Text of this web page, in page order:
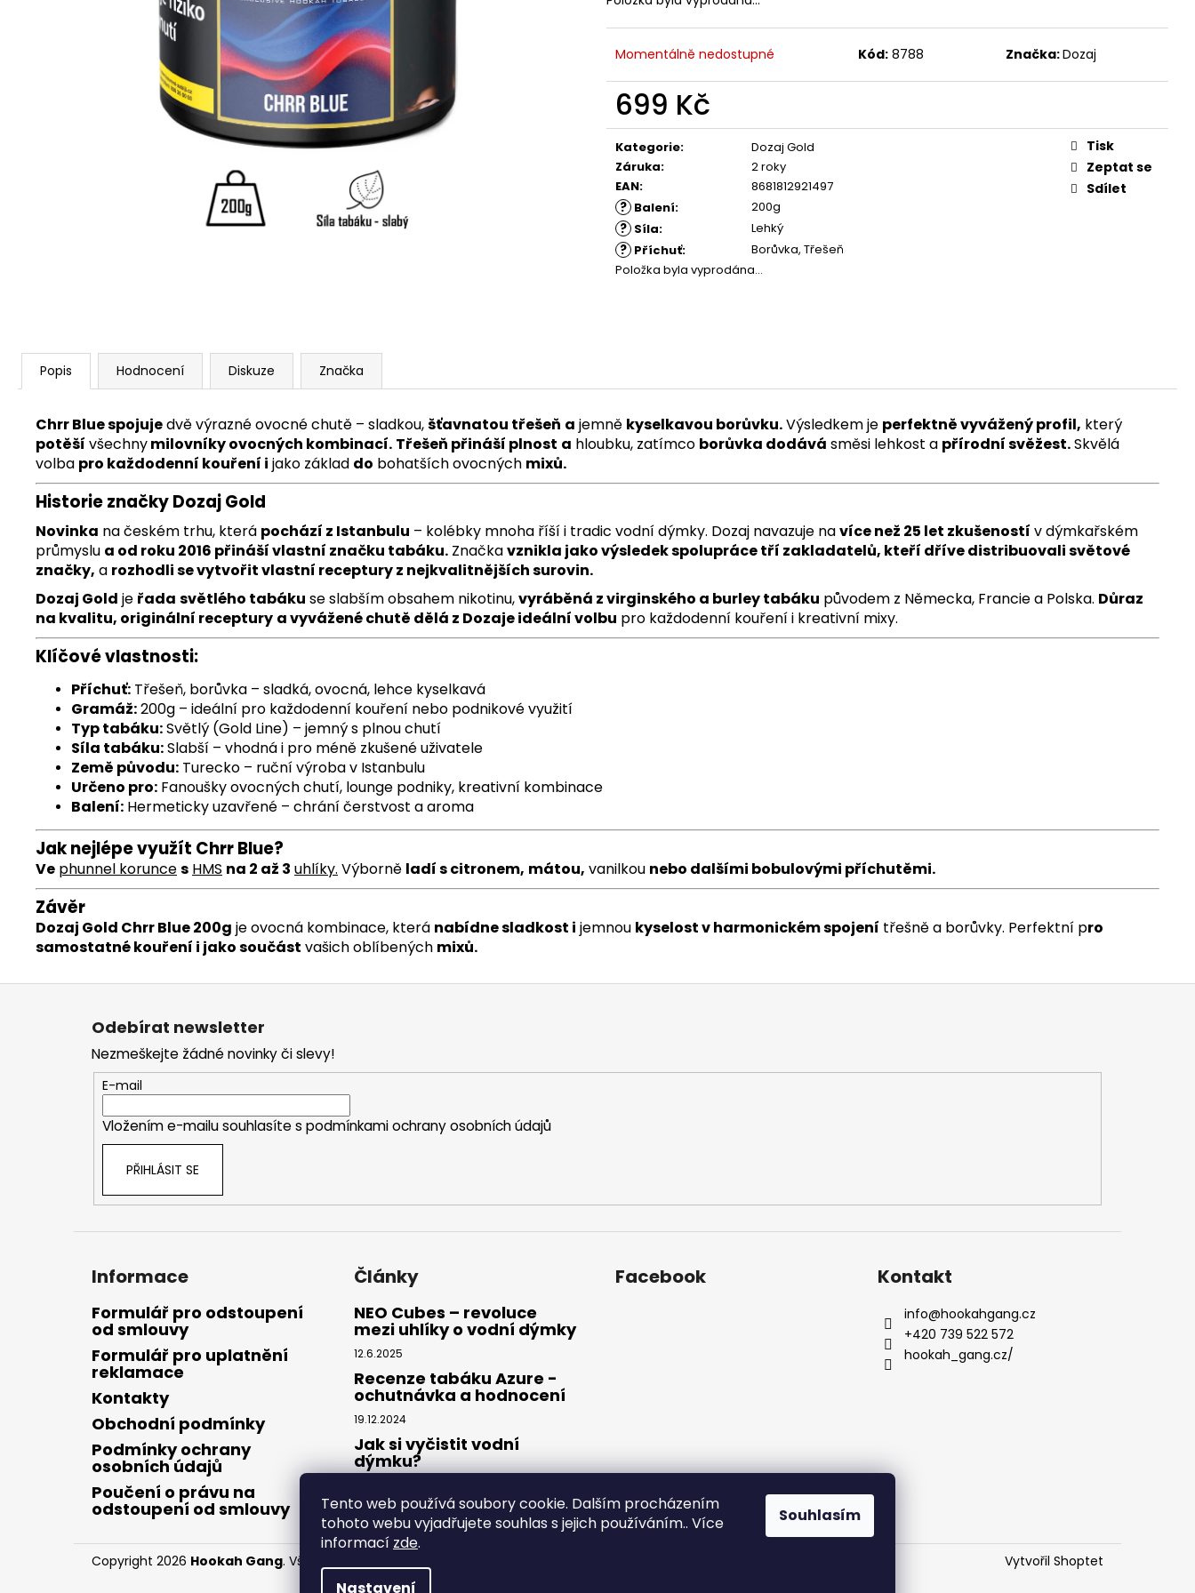
Tento web používá soubory cookie. Dalším procházením
tohoto webu vyjadřujete souhlas s jejich používáním.. Více
informací zde.
Nastavení
Souhlasím
Momentálně nedostupné Kód: 8788 Značka:Dozaj
699 Kč
Měrná
cena:
Kategorie:
Dozaj Gold
Záruka:
2 roky
EAN: 8681812921497
? Balení: 200g
? Síla: Lehký
? Příchuť:
Borůvka, Třešeň
Položka byla vyprodána…
Tisk
Zeptat se
Sdílet
Popis Hodnocení Diskuze Značka
Chrr Blue spojujedvě výrazné ovocné chutě – sladkou,šťavnatou třešeň a jemně kyselkavou borůvku.Výsledkem je perfektně vyvážený profil, který
potěší všechnymilovníky ovocných kombinací. Třešeň přináší plnost a hloubku, zatímco borůvka dodává směsi lehkost a přírodní svěžest.Skvělá
volba pro každodenní kouření i jako základ do bohatších ovocných mixů.
Historie značky Dozaj Gold
Novinka na českém trhu, která pochází z Istanbulu – kolébky mnoha říší i tradic vodní dýmky. Dozaj navazuje navíce než 25 let zkušeností v dýmkařském
průmyslu a od roku 2016 přináší vlastní značku tabáku. Značkavznikla jako výsledek spolupráce tří zakladatelů, kteří dříve distribuovali světové
značky, a rozhodli se vytvořit vlastní receptury z nejkvalitnějších surovin.
Dozaj Gold je řada světlého tabáku se slabším obsahem nikotinu,vyráběná z virginského a burley tabáku původem z Německa, Francie a Polska. Důraz
na kvalitu, originální receptury a vyvážené chutě dělá z Dozaje ideální volbu pro každodenní kouření i kreativní mixy.
Klíčové vlastnosti:
Příchuť: Třešeň, borůvka – sladká, ovocná, lehce kyselkavá
Gramáž:200g – ideální pro každodenní kouření nebo podnikové využití
Typ tabáku:Světlý (Gold Line) – jemný s plnou chutí
Síla tabáku:Slabší – vhodná i pro méně zkušené uživatele
Země původu: Turecko – ruční výroba v Istanbulu
Určeno pro: Fanoušky ovocných chutí, lounge podniky, kreativní kombinace
Balení: Hermeticky uzavřené – chrání čerstvost a aroma
Jak nejlépe využít Chrr Blue?
Ve phunnel korunces HMS na 2 až 3 uhlíky. Výborně ladí s citronem, mátou, vanilkou nebo dalšími bobulovými příchutěmi.
Závěr
Dozaj Gold Chrr Blue 200g je ovocná kombinace, která nabídne sladkost i jemnou kyselost v harmonickém spojení třešně a borůvky. Perfektní pro
samostatné kouření i jako součást vašich oblíbených mixů.
Z
Odebírat newsletter
Nezmeškejte žádné novinky či slevy!
E-mail
Vložením e-mailu souhlasíte s podmínkami ochrany osobních údajů
PŘIHLÁSIT SE
Informace
Formulář pro odstoupení
od smlouvy
Formulář pro uplatnění
reklamace
Kontakty
Obchodní podmínky
Podmínky ochrany
osobních údajů
Poučení o právu na
odstoupení od smlouvy
Články
NEO Cubes – revoluce
mezi uhlíky o vodní dýmky
12.6.2025
Recenze tabáku Azure -
ochutnávka a hodnocení
19.12.2024
Jak si vyčistit vodní
dýmku?
Facebook Kontakt
info@hookahgang.cz
+420 739 522 572
hookah_gang.cz/
Vytvořil Shoptet
Copyright 2026 Hookah Gang. Všechna práva vyhrazena.